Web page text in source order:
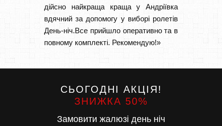
дійсно найкраща краща у Андріївка
вдячний за допомогу у виборі ролетів
День-ніч.Все прийшло оперативно та в
повному комплекті. Рекомендую!»
СЬОГОДНІ АКЦІЯ!
ЗНИЖКА 50%
Замовити жалюзі день ніч